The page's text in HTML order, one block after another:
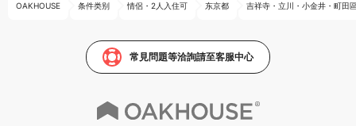
OAKHOUSE 条件类别 情侶・2人入住可 东京都 吉祥寺・立川・小金井・町田
常見問題等洽詢請至客服中心